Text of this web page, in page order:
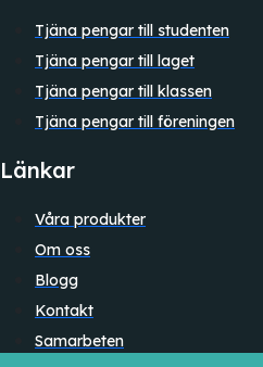
Tjäna pengar till studenten
Tjäna pengar till laget
Tjäna pengar till klassen
Tjäna pengar till föreningen
Länkar
Våra produkter
Om oss
Blogg
Kontakt
Samarbeten